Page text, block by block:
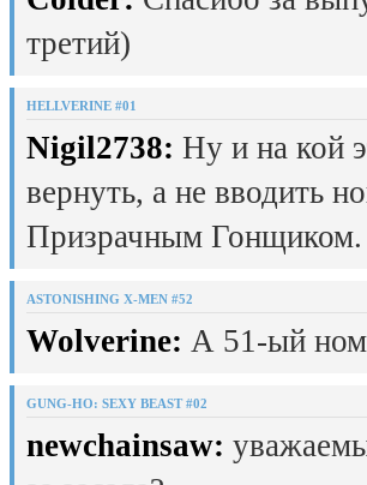
третий)
HELLVERINE #01
Nigil2738: Ну и на кой
вернуть, а не вводить
Призрачным Гонщиком.
ASTONISHING X-MEN #52
Wolverine: А 51-ый
GUNG-HO: SEXY BEAST #02
newchainsaw: